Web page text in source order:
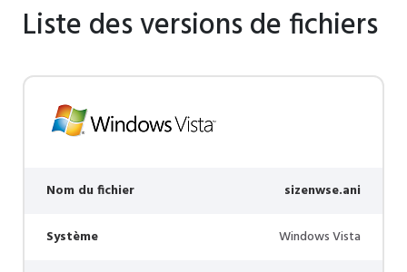
Liste des versions de fichiers
Nom du fichier sizenwse.ani
Système Windows Vista